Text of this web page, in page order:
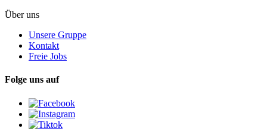
Über uns
Unsere Gruppe
Kontakt
Freie Jobs
Folge uns auf